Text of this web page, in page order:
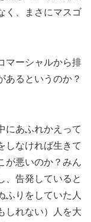
く、まさにマスゴ
マーシャルから排
あるというのか？
にあふれかえって
しなければ生きて
が悪いのか？みん
、告発していると
ふりをしていた人
しれない）人を大